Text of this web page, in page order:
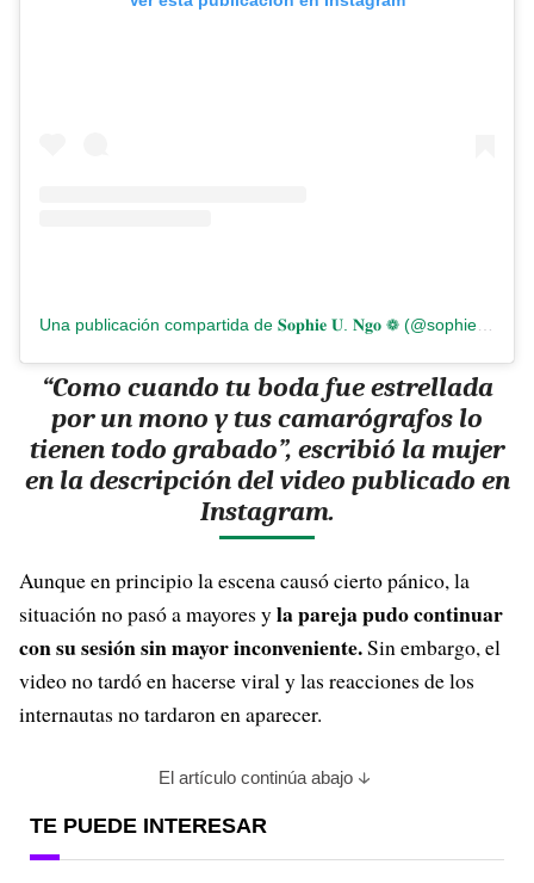
“Como cuando tu boda fue estrellada
por un mono y tus camarógrafos lo
tienen todo grabado”, escribió la mujer
en la descripción del video publicado en
Instagram.
Aunque en principio la escena causó cierto pánico, la
situación no pasó a mayores yla pareja pudo continuar
con su sesión sin mayor inconveniente.Sin embargo, el
video no tardó en hacerse viral y las reacciones de los
internautas no tardaron en aparecer.
El artículo continúa abajo
TE PUEDE INTERESAR